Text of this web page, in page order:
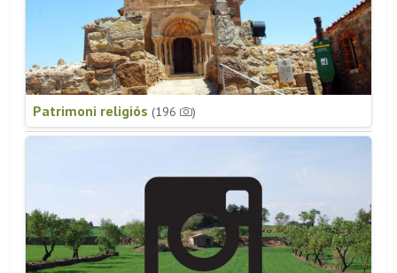
Patrimoni religiós (196 )